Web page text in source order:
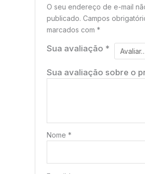
O seu endereço de e-mail
publicado. Campos
marcados com*
Sua avaliação *
Sua avaliação sobre o
Nome*